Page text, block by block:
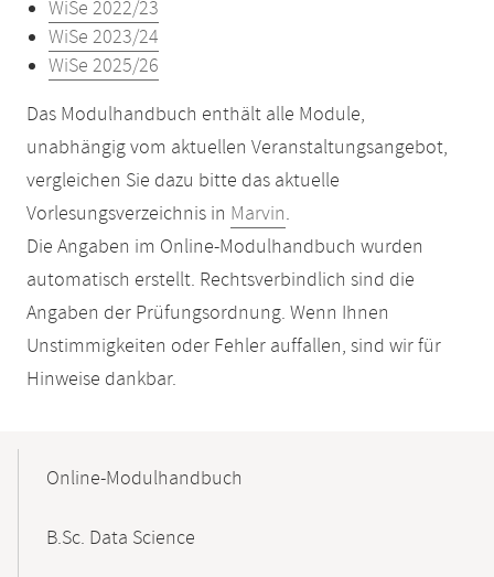
WiSe 2022/23
WiSe 2023/24
WiSe 2025/26
Das Modulhandbuch enthält alle Module,
unabhängig vom aktuellen Veranstaltungsangebot,
vergleichen Sie dazu bitte das aktuelle
Vorlesungsverzeichnis in Marvin.
Die Angaben im Online-Modulhandbuch wurden
automatisch erstellt. Rechtsverbindlich sind die
Angaben der Prüfungsordnung. Wenn Ihnen
Unstimmigkeiten oder Fehler auffallen, sind wir für
Hinweise dankbar.
NavigationOnline-Modulhandbuch
B.Sc. Data Science